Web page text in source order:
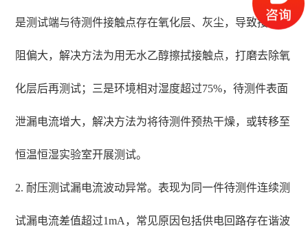
是测试端与待测件接触点存在氧化层、灰尘，导致接触电
阻偏大，解决方法为用无水乙醇擦拭接触点，打磨去除氧
化层后再测试；三是环境相对湿度超过75%，待测件表面
泄漏电流增大，解决方法为将待测件预热干燥，或转移至
恒温恒湿实验室开展测试。
2. 耐压测试漏电流波动异常。表现为同一件待测件连续测
试漏电流差值超过1mA，常见原因包括供电回路存在谐波